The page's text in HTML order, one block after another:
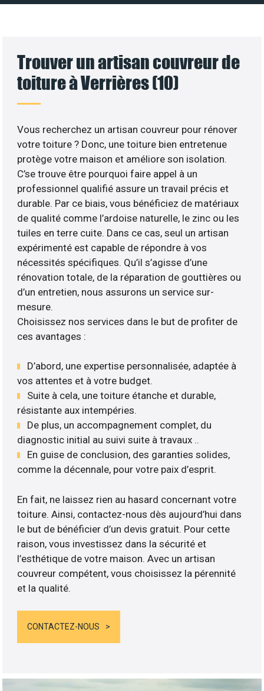
Trouver un artisan couvreur de
toiture à Verrières (10)
Vous recherchez un artisan couvreur pour rénover
votre toiture ? Donc, une toiture bien entretenue
protège votre maison et améliore son isolation.
C’se trouve être pourquoi faire appel à un
professionnel qualifié assure un travail précis et
durable. Par ce biais, vous bénéficiez de matériaux
de qualité comme l’ardoise naturelle, le zinc ou les
tuiles en terre cuite. Dans ce cas, seul un artisan
expérimenté est capable de répondre à vos
nécessités spécifiques. Qu’il s’agisse d’une
rénovation totale, de la réparation de gouttières ou
d’un entretien, nous assurons un service sur-
mesure.
Choisissez nos services dans le but de profiter de
ces avantages :
D’abord, une expertise personnalisée, adaptée à
vos attentes et à votre budget.
Suite à cela, une toiture étanche et durable,
résistante aux intempéries.
De plus, un accompagnement complet, du
diagnostic initial au suivi suite à travaux ..
En guise de conclusion, des garanties solides,
comme la décennale, pour votre paix d’esprit.
En fait, ne laissez rien au hasard concernant votre
toiture. Ainsi, contactez-nous dès aujourd’hui dans
le but de bénéficier d’un devis gratuit. Pour cette
raison, vous investissez dans la sécurité et
l’esthétique de votre maison. Avec un artisan
couvreur compétent, vous choisissez la pérennité
et la qualité.
CONTACTEZ-NOUS